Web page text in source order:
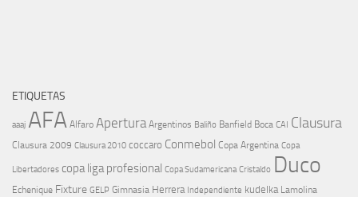
ETIQUETAS
aaaj AFA Alfaro Apertura Argentinos Baliño Banfield Boca CAI Clausura
Clausura 2009 Clausura 2010 coccaro Conmebol Copa Argentina Copa
Libertadores copa liga profesional Copa Sudamericana Cristaldo Duco
Echenique Fixture GELP Gimnasia Herrera Independiente kudelka Lamolina